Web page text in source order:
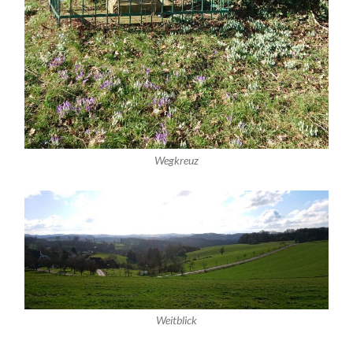
Wegkreuz
Weitblick